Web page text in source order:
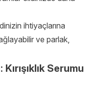
ihtiyaçlarına
ve parlak,
Serumu